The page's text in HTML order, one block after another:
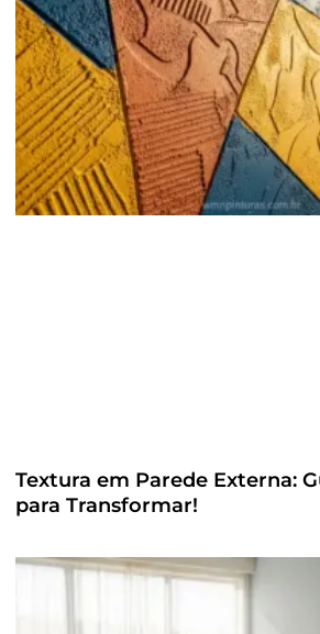
Textura em Parede Externa:
para Transformar!